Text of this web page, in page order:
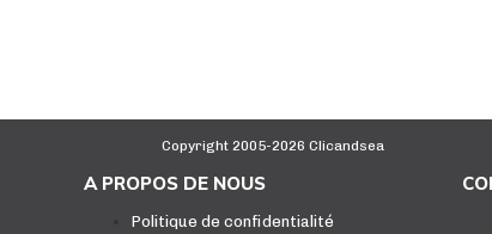
Copyright 2005-2026 Clicandsea
A PROPOS DE NOUS
Politique de confidentialité